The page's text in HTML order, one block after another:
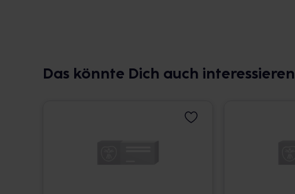
Das könnte Dich auch interessieren